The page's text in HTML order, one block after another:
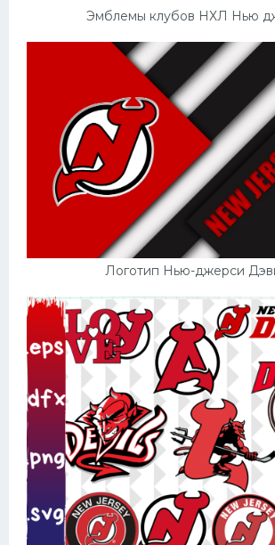
Эмблемы клубов НХЛ Нью
Логотип Нью-джерси